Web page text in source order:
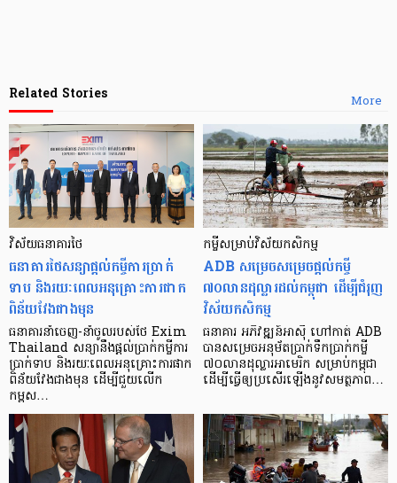
More
Related Stories
វិស័យធនាគារថៃ
ធនាគារថៃសន្យាផ្តល់កម្ចីការប្រាក់
ទាប និងរយៈពេលអនុគ្រោះការផាក
ពិន័យវែងជាងមុន
ធនាគារនាំចេញ-នាំចូលរបស់ថៃ Exim
Thailand សន្យានឹងផ្ដល់ប្រាក់កម្ចីការ
ប្រាក់ទាប និងរយៈពេលអនុគ្រោះការផាក
ពិន័យវែងជាងមុន ដើម្បីជួយលើក
កម្ពស…
កម្ចី​សម្រាប់​វិស័យ​កសិកម្ម
ADB សម្រេចសម្រេចផ្ដល់កម្ចី
៧០លានដុល្លារដល់កម្ពុជា ដើម្បីជំរុញ
វិស័យកសិកម្ម
ធនាគារ អភិវឌ្ឍន៍អាស៊ី ហៅកាត់ ADB
បានសម្រេចអនុម័តប្រាក់ទឹកប្រាក់កម្ចី
៧០លានដុល្លារអាមេរិក សម្រាប់កម្ពុជា
ដើម្បីធ្វើឲ្យប្រសើរឡើងនូវសមត្ថភាព…